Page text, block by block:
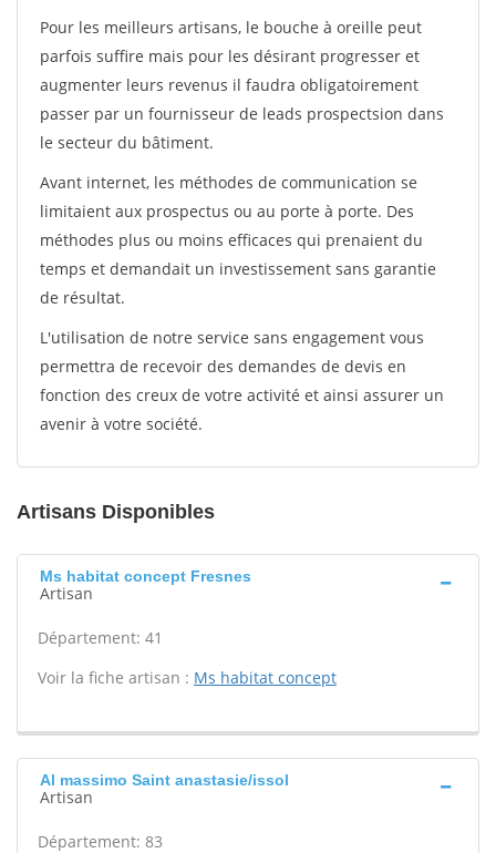
Pour les meilleurs artisans, le bouche à oreille peut
parfois suffire mais pour les désirant progresser et
augmenter leurs revenus il faudra obligatoirement
passer par un fournisseur de leads prospectsion dans
le secteur du bâtiment.
Avant internet, les méthodes de communication se
limitaient aux prospectus ou au porte à porte. Des
méthodes plus ou moins efficaces qui prenaient du
temps et demandait un investissement sans garantie
de résultat.
L'utilisation de notre service sans engagement vous
permettra de recevoir des demandes de devis en
fonction des creux de votre activité et ainsi assurer un
avenir à votre société.
Artisans Disponibles
Ms habitat concept Fresnes
Artisan
Département: 41
Voir la fiche artisan : Ms habitat concept
Al massimo Saint anastasie/issol
Artisan
Département: 83